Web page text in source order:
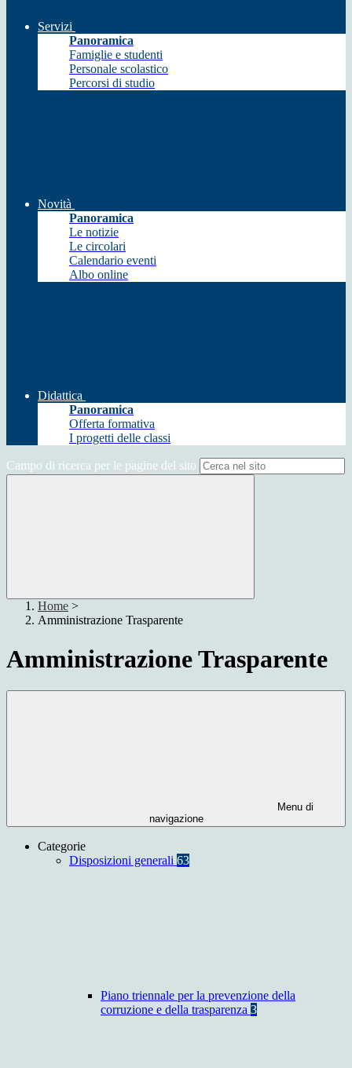
Servizi
Panoramica
Famiglie e studenti
Personale scolastico
Percorsi di studio
Novità
Panoramica
Le notizie
Le circolari
Calendario eventi
Albo online
Didattica
Panoramica
Offerta formativa
I progetti delle classi
Campo di ricerca per le pagine del sito
Home >
Amministrazione Trasparente
Amministrazione Trasparente
Menu di
navigazione
Categorie
Disposizioni generali 63
Piano triennale per la prevenzione della
corruzione e della trasparenza 3